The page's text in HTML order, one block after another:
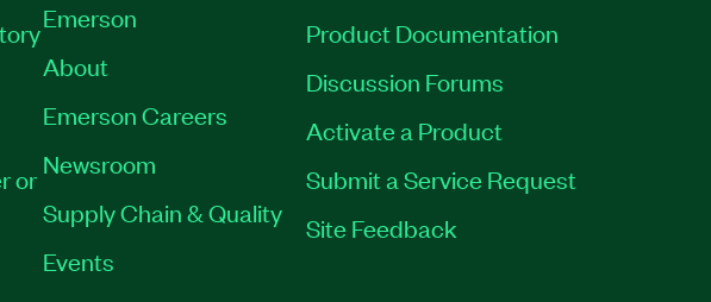
or
Emerson
About
Emerson Careers
Newsroom
Supply Chain & Quality
Events
Product Documentation
Discussion Forums
Activate a Product
Submit a Service Request
Site Feedback